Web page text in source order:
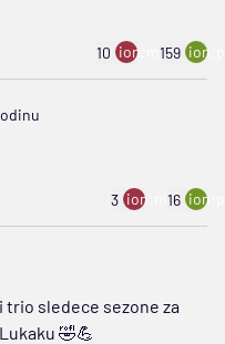
10 ion:minus
159
3 ion:minus
16
trio sledece sezone za
🤣💪